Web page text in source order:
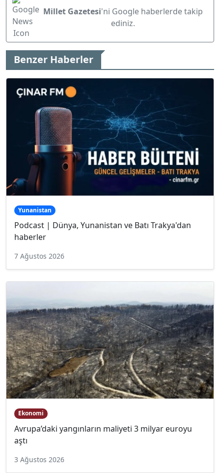
Millet Gazetesi'ni Google haberlerde takip
ediniz.
Benzer Haberler
Yunanistan
Podcast | Dünya, Yunanistan ve Batı Trakya'dan
haberler
7 Ağustos 2026
Ekonomi
Avrupa’daki yangınların maliyeti 3 milyar euroyu
aştı
3 Ağustos 2026